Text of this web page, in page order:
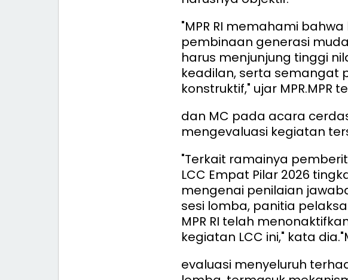
"MPR RI memahami
pembinaan generasi
harus menjunjung tinggi
keadilan, serta semangat
konstruktif," ujar MPR.MPR
dan MC pada acara
mengevaluasi kegiatan
"Terkait ramainya
LCC Empat Pilar 2026
mengenai penilaian
sesi lomba, panitia
MPR RI telah
kegiatan LCC ini," kata dia.
evaluasi menyeluruh